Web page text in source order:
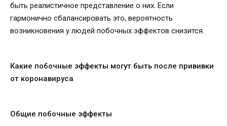
быть реалистичное представление о них. Если
гармонично сбалансировать это, вероятность
возникновения у людей побочных эффектов снизится.
Какие побочные эффекты могут быть после прививки
от коронавируса
Общие побочные эффекты